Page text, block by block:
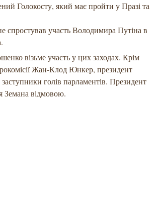
Голокосту, який має пройти у Празі та
спростував участь Володимира Путіна в
візьме участь у цих заходах. Крім
Жан-Клод Юнкер, президент
голів парламентів. Президент
відмовою.